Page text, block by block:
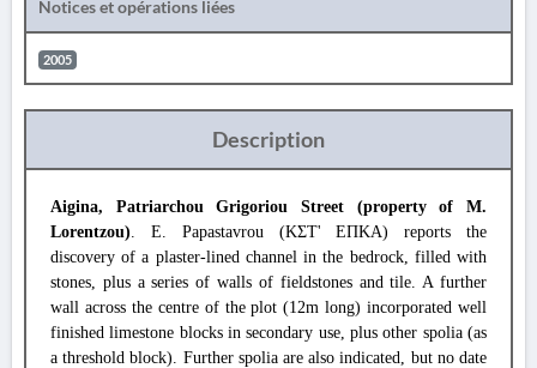
Notices et opérations liées
2005
Description
Aigina, Patriarchou Grigoriou Street (property of M.
Lorentzou). E. Papastavrou (ΚΣΤ' ΕΠΚΑ) reports the
discovery of a plaster-lined channel in the bedrock, filled with
stones, plus a series of walls of fieldstones and tile. A further
wall across the centre of the plot (12m long) incorporated well
finished limestone blocks in secondary use, plus other spolia (as
a threshold block). Further spolia are also indicated, but no date